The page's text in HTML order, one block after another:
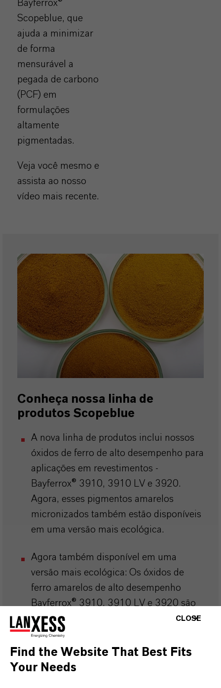
Bayferrox®
Scopeblue, que
ajuda a minimizar
de forma
mensurável a
pegada de carbono
(PCF) em
formulações
altamente
pigmentadas.
Veja você mesmo e
assista ao nosso
vídeo mais recente.
Conheça nossa linha de
produtos Scopeblue
A nova linha de produtos inclui nossos
óxidos de ferro de alto desempenho para
aplicações em revestimentos -
Bayferrox® 3910, 3910 LV e 3920.
Agora, esses pigmentos amarelos
micronizados também estão disponíveis
em uma versão mais ecológica.
Agora também disponível em uma
versão mais ecológica: Os óxidos de
ferro amarelos de alto desempenho
Bayferrox® 3910, 3910 LV e 3920 são
comercializados sob o rótulo Scopeblue
CLOSE
Find the Website That Best Fits
Your Needs